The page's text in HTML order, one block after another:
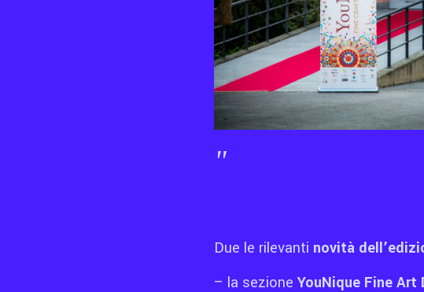
Due le rilevanti novità
– la sezione YouNique Fine